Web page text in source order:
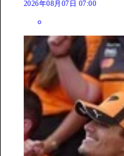
2026年08月07日 07:00